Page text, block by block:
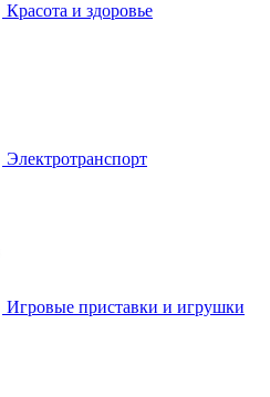
Красота и здоровье
Электротранспорт
Игровые приставки и игрушки